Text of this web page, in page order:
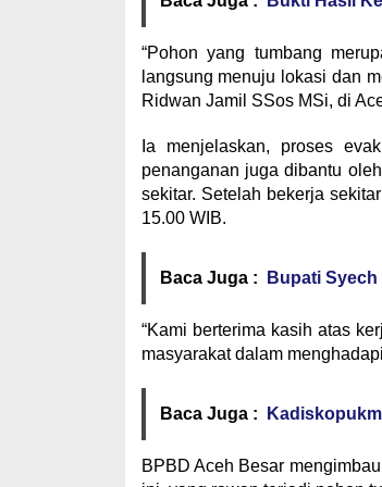
“Pohon yang tumbang
langsung menuju lokasi dan
Ridwan Jamil SSos MSi, di
Ia menjelaskan, proses
penanganan juga dibantu
sekitar. Setelah bekerja
15.00 WIB.
Baca Juga : Bupati
“Kami berterima kasih atas
masyarakat dalam
Baca Juga :
BPBD Aceh Besar